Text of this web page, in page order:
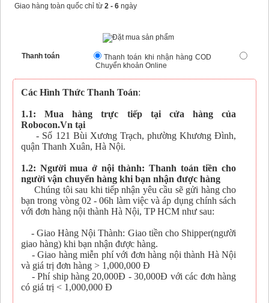
Giao hàng toàn quốc chỉ từ 2 - 6 ngày
Thanh toán
Thanh toán khi nhận hàng COD
Chuyển khoản Online
Các Hình Thức Thanh Toán:
1.1: Mua hàng trực tiếp tại cửa hàng của
Robocon.Vn tại
- Số 121 Bùi Xương Trạch, phường Khương Đình,
quận Thanh Xuân, Hà Nội.
1.2: Người mua ở nội thành: Thanh toán tiền cho
người vận chuyển hàng khi bạn nhận được hàng
Chúng tôi sau khi tiếp nhận yêu cầu sẽ gửi hàng cho
bạn trong vòng 02 - 06h làm việc và áp dụng chính sách
với đơn hàng nội thành Hà Nội, TP HCM như sau:
- Giao Hàng Nội Thành: Giao tiền cho Shipper(người
giao hàng) khi bạn nhận được hàng.
- Giao hàng miễn phí với đơn hàng nội thành Hà Nội
và giá trị đơn hàng > 1,000,000 Đ
- Phí ship hàng 20,000Đ - 30,000Đ với các đơn hàng
có giá trị < 1,000,000 Đ